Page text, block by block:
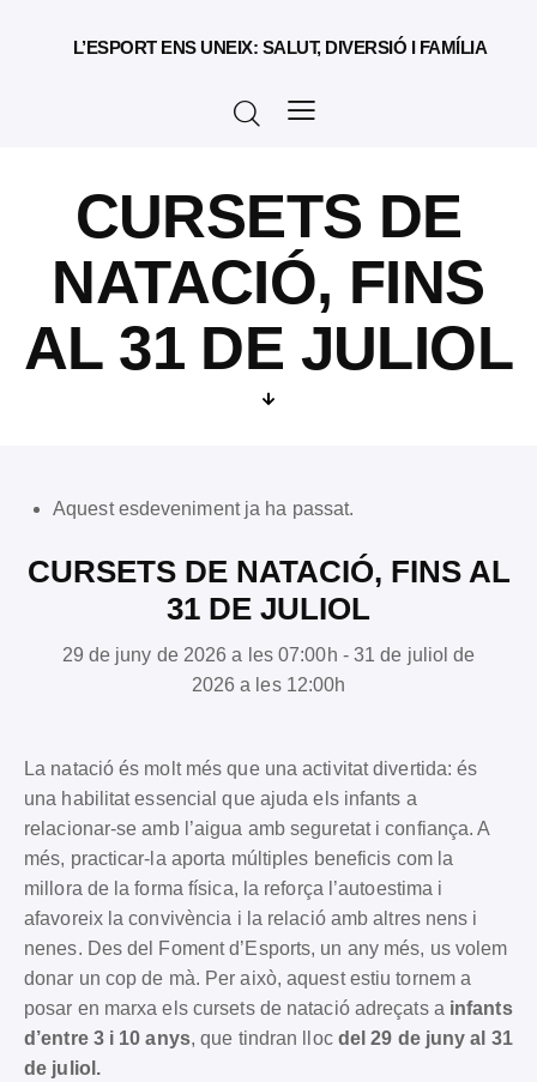
L’ESPORT ENS UNEIX: SALUT, DIVERSIÓ I FAMÍLIA
CURSETS DE
NATACIÓ, FINS
AL 31 DE JULIOL
Aquest esdeveniment ja ha passat.
CURSETS DE NATACIÓ, FINS AL
31 DE JULIOL
29 de juny de 2026 a les 07:00h - 31 de juliol de
2026 a les 12:00h
La natació és molt més que una activitat divertida: és
una habilitat essencial que ajuda els infants a
relacionar-se amb l’aigua amb seguretat i confiança. A
més, practicar-la aporta múltiples beneficis com la
millora de la forma física, la reforça l’autoestima i
afavoreix la convivència i la relació amb altres nens i
nenes. Des del Foment d’Esports, un any més, us volem
donar un cop de mà. Per això, aquest estiu tornem a
posar en marxa els cursets de natació adreçats a infants
d’entre 3 i 10 anys, que tindran lloc del 29 de juny al 31
de juliol.